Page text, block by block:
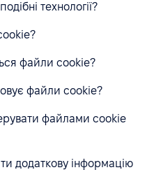
технології?
файли cookie?
файли cookie?
файлами cookie
додаткову інформацію